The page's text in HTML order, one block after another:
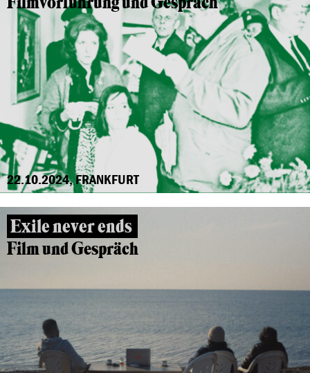
22.10.2024, FRANKFURT
Exile never ends
Film und Gespräch